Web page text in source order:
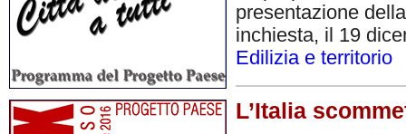
presentazione
inchiesta, il 19
Edilizia e territorio
L’Italia